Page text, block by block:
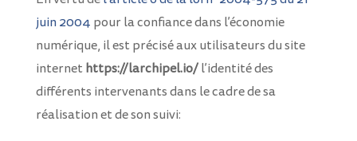
juin 2004 pour la confiance dans l’économie
numérique, il est précisé aux utilisateurs du site
internethttps://larchipel.io/l’identité des
différents intervenants dans le cadre de sa
réalisation et de son suivi: